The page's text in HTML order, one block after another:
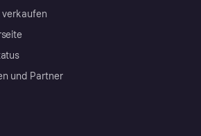
verkaufen
und Partner